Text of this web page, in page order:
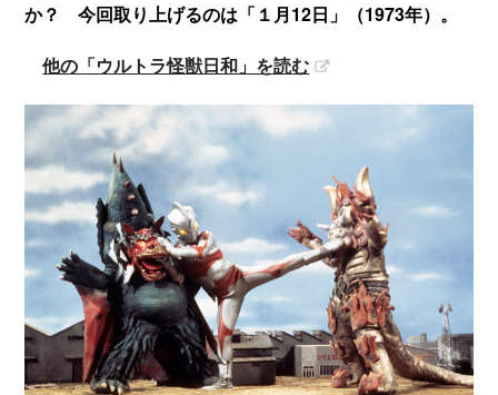
か？ 今回取り上げるのは「１月12日」（1973年）。
他の「ウルトラ怪獣日和」を読む